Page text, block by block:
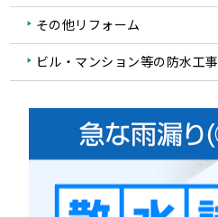
その他リフォーム
ビル・マンション等の防水工事